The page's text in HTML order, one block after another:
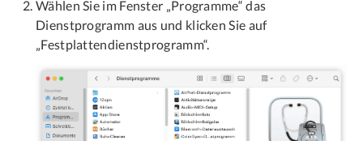
Wählen Sie im Fenster „Programme“ das
Dienstprogramm aus und klicken Sie auf
„Festplattendienstprogramm“.